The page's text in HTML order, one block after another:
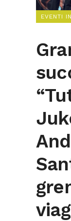
EVENTI